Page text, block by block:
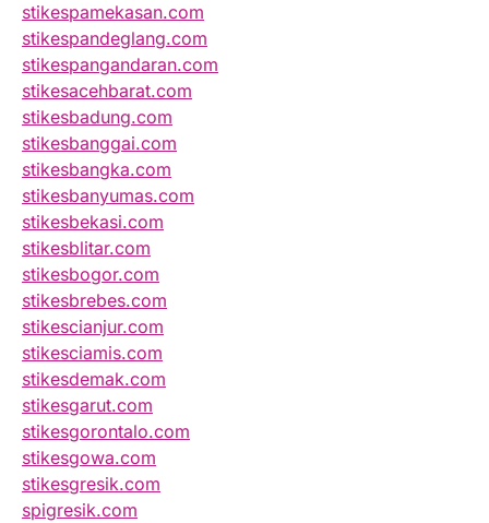
stikespamekasan.com
stikespandeglang.com
stikespangandaran.com
stikesacehbarat.com
stikesbadung.com
stikesbanggai.com
stikesbangka.com
stikesbanyumas.com
stikesbekasi.com
stikesblitar.com
stikesbogor.com
stikesbrebes.com
stikescianjur.com
stikesciamis.com
stikesdemak.com
stikesgarut.com
stikesgorontalo.com
stikesgowa.com
stikesgresik.com
spigresik.com